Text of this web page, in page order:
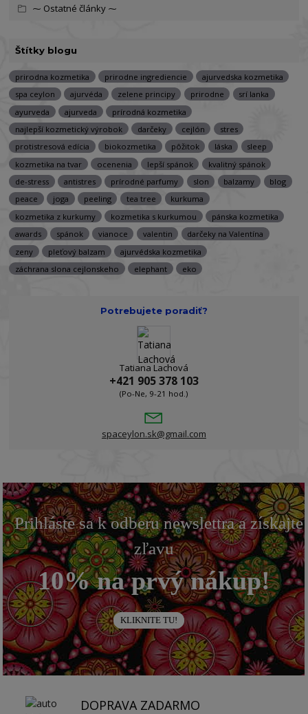
⁓ Ostatné články ⁓
Štítky blogu
prirodna kozmetika prirodne ingrediencie
ajurvedska kozmetika
spa ceylon
ajurvéda zelene principy prirodne
srí lanka
ayurveda
ajurveda
prírodná kozmetika
najlepší kozmetický výrobok
darčeky cejlón
stres
protistresová edícia
biokozmetika pôžitok láska
sleep
kozmetika na tvar
ocenenia lepší spánok
kvalitný spánok
de-stress
antistres prírodné parfumy slon balzamy
blog
peace
joga peeling tea tree
kurkuma
kozmetika z kurkumy
kozmetika s kurkumou
pánska kozmetika
awards
spánok vianoce valentin
darčeky na Valentína
zeny
pleťový balzam
ajurvédska kozmetika
záchrana slona cejlonskeho
elephant eko
Potrebujete poradiť?
Tatiana Lachová
+421 905 378 103
(Po-Ne, 9-21 hod.)
spaceylon.sk@gmail.com
Prihláste sa k odberu newslettra a získajte
zľavu
10% na prvý nákup!
KLIKNITE TU!
DOPRAVA ZADARMO